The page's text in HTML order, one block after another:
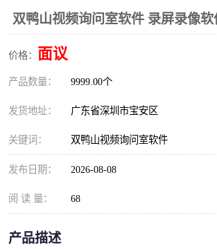
双鸭山视频询问室软件 录屏录像软
价格： 面议
产品数量： 9999.00个
发货地址： 广东省深圳市宝安区
关键词： 双鸭山视频询问室软件
发布日期： 2026-08-08
阅 读 量： 68
产品描述